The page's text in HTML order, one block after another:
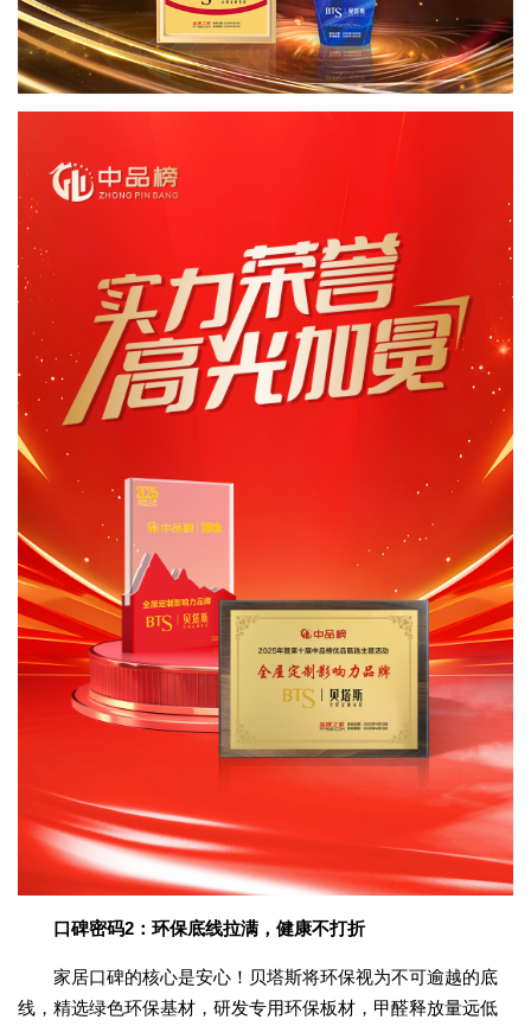
口碑密码2：环保底线拉满，健康不打折
家居口碑的核心是安心！贝塔斯将环保视为不可逾越的底
线，精选绿色环保基材，研发专用环保板材，甲醛释放量远低